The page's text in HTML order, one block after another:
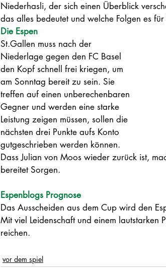
Niederhasli, der sich einen Überblick
das alles bedeutet und welche Folgen es
Die Espen
St.Gallen muss nach der
Niederlage gegen den FC Basel
den Kopf schnell frei kriegen, um
am Sonntag bereit zu sein. Sie
treffen auf einen unberechenbaren
Gegner und werden eine starke
Leistung zeigen müssen, sollen die
nächsten drei Punkte aufs Konto
gutgeschrieben werden können.
Dass Julian von Moos wieder zurück ist,
bereitet Sorgen.
Espenblogs Prognose
Das Ausscheiden aus dem Cup wird den
Mit viel Leidenschaft und einem lautstarken
reichen.
vor dem spiel